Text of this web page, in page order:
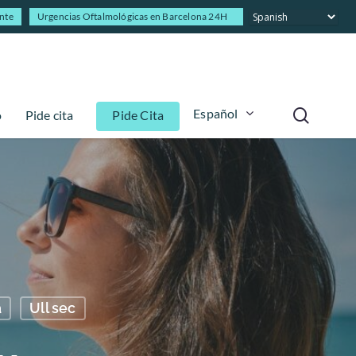
Urgencias Oftalmológicas en Barcelona 24H
Pide cita Pide Cita Español
Ull sec